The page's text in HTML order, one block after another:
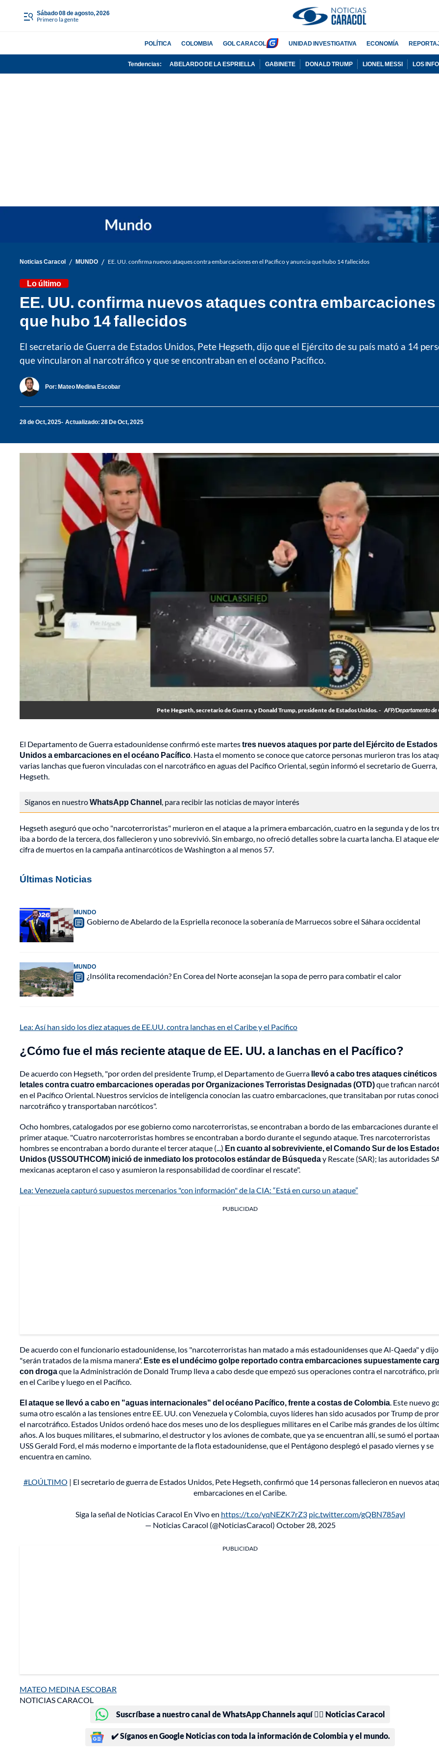
sábado 08 de agosto, 2026
Primero la gente
POLÍTICA COLOMBIA GOL CARACOL UNIDAD INVESTIGATIVA ECONOMÍA
Tendencias: ABELARDO DE LA ESPRIELLA GABINETE DONALD TRUMP LIONEL MESSI LOS
Noticias Caracol / MUNDO / EE. UU. confirma nuevos ataques contra embarcaciones en el Pacífico y anuncia que hubo 14 fallecidos
Lo último
EE. UU. confirma nuevos ataques contra
que hubo 14 fallecidos
El secretario de Guerra de Estados Unidos, Pete Hegseth, dijo que el Ejército de su país mató a 14
que vincularon al narcotráfico y que se encontraban en el océano Pacífico.
Por: Mateo Medina Escobar
28 de Oct, 2025 Actualizado: 28 De Oct, 2025
Pete Hegseth, secretario de Guerra, y Donald Trump, presidente de Estados Unidos. - AFP/Departamento de
El Departamento de Guerra estadounidense confirmó este martestres nuevos ataques por parte del Ejército de Estados
Unidos a embarcaciones en el océano Pacífico. Hasta el momento se conoce que catorce personas murieron tras los
varias lanchas que fueron vinculadas con el narcotráfico en aguas del Pacífico Oriental, según informó el secretario de Guerra,
Hegseth.
Síganos en nuestroWhatsApp Channel, para recibir las noticias de mayor interés
Hegseth aseguró que ocho "narcoterroristas" murieron en el ataque a la primera embarcación, cuatro en la segunda y de los
iba a bordo de la tercera, dos fallecieron y uno sobrevivió. Sin embargo, no ofreció detalles sobre la cuarta lancha. El ataque
cifra de muertos en la campaña antinarcóticos de Washington a al menos 57.
Últimas Noticias
MUNDO
Gobierno de Abelardo de la Espriella reconoce la soberanía de Marruecos sobre el Sáhara occidental
MUNDO
¿Insólita recomendación? En Corea del Norte aconsejan la sopa de perro para combatir el calor
Lea: Así han sido los diez ataques de EE.UU. contra lanchas en el Caribe y el Pacífico
¿Cómo fue el más reciente ataque de EE. UU. a lanchas en el Pacífico?
De acuerdo con Hegseth, "por orden del presidente Trump, el Departamento de Guerra llevó a cabo tres ataques cinéticos
letales contra cuatro embarcaciones operadas por Organizaciones Terroristas Designadas (OTD)que trafican
en el Pacífico Oriental. Nuestros servicios de inteligencia conocían las cuatro embarcaciones, que transitaban por rutas
narcotráfico y transportaban narcóticos".
Ocho hombres, catalogados por ese gobierno como narcoterroristas, se encontraban a bordo de las embarcaciones durante el
primer ataque. "Cuatro narcoterroristas hombres se encontraban a bordo durante el segundo ataque. Tres narcoterroristas
hombres se encontraban a bordo durante el tercer ataque (...) En cuanto al sobreviviente, el Comando Sur de los
Unidos (USSOUTHCOM) inició de inmediato los protocolos estándar de Búsqueday Rescate (SAR); las autoridades
mexicanas aceptaron el caso y asumieron la responsabilidad de coordinar el rescate".
Lea: Venezuela capturó supuestos mercenarios "con información" de la CIA: “Está en curso un ataque”
PUBLICIDAD
De acuerdo con el funcionario estadounidense, los "narcoterroristas han matado a más estadounidenses que Al-Qaeda" y
"serán tratados de la misma manera". Este es el undécimo golpe reportado contra embarcaciones supuestamente
con drogaque la Administración de Donald Trump lleva a cabo desde que empezó sus operaciones contra el narcotráfico,
en el Caribe y luego en el Pacífico.
El ataque se llevó a cabo en "aguas internacionales" del océano Pacífico, frente a costas de Colombia. Este nuevo
suma otro escalón a las tensiones entre EE. UU. con Venezuela y Colombia, cuyos líderes han sido acusados por Trump de
el narcotráfico. Estados Unidos ordenó hace dos meses uno de los despliegues militares en el Caribe más grandes de los
años. A los buques militares, el submarino, el destructor y los aviones de combate, que ya se encuentran allí, se sumó el
USS Gerald Ford, el más moderno e importante de la flota estadounidense, que el Pentágono desplegó el pasado viernes y se
encuentra en camino.
#LOÚLTIMO | El secretario de guerra de Estados Unidos, Pete Hegseth, confirmó que 14 personas fallecieron en nuevos
embarcaciones en el Caribe.
Siga la señal de Noticias Caracol En Vivo en https://t.co/yqNEZK7rZ3 pic.twitter.com/gQBN785ayl
— Noticias Caracol (@NoticiasCaracol) October 28, 2025
PUBLICIDAD
MATEO MEDINA ESCOBAR
NOTICIAS CARACOL
Suscríbase a nuestro canal de WhatsApp Channels aquí 👉🏻 Noticias Caracol
✔️ Síganos en Google Noticias con toda la información de Colombia y el mundo.